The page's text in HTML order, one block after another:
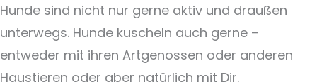
Hunde sind nicht nur gerne aktiv und draußen
unterwegs. Hunde kuscheln auch gerne –
entweder mit ihren Artgenossen oder anderen
Haustieren oder aber natürlich mit Dir.